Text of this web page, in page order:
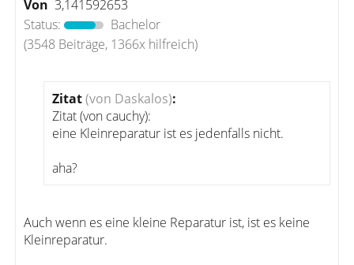
Von 3,141592653
Status:
Bachelor
(3548 Beiträge, 1366x hilfreich)
Zitat(von Daskalos):
Zitat (von cauchy):
eine Kleinreparatur ist es jedenfalls nicht.
aha?
Auch wenn es eine kleine Reparatur ist, ist es keine
Kleinreparatur.